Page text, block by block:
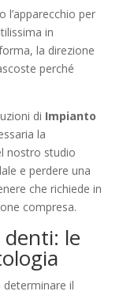
l’apparecchio per
in
la direzione
perché
di Impianto
la
nostro studio
e perdere una
che richiede in
compresa.
denti: le
determinare il